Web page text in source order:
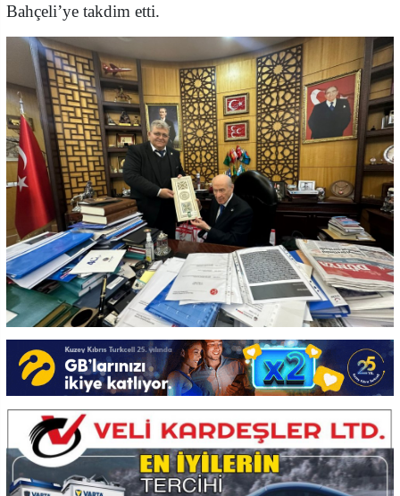
Bahçeli’ye takdim etti.